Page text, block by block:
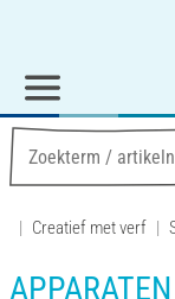
Creatief met verf
APPARATEN